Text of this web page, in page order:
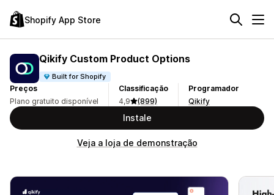
Shopify App Store
Qikify Custom Product Options
Built for Shopify
Preços
Plano gratuito disponível
Classificação
4,9
(899)
Programador
Qikify
Instale
Veja a loja de demonstração